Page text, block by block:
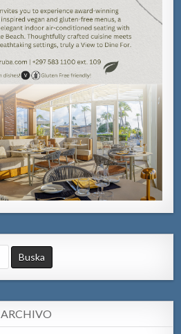
ARCHIVO